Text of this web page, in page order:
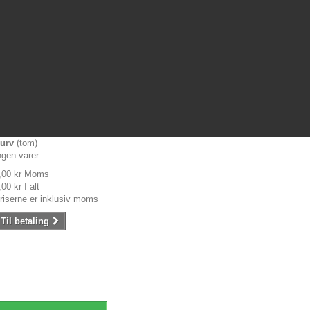
(tom)
varer
kr Moms
kr
I alt
er inklusiv moms
Til betaling